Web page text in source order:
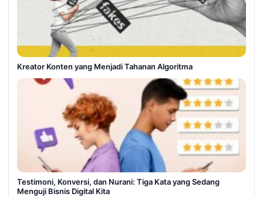
Kreator Konten yang Menjadi Tahanan Algoritma
Testimoni, Konversi, dan Nurani: Tiga Kata yang Sedang
Menguji Bisnis Digital Kita